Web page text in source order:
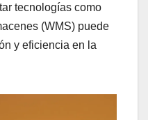
tecnologías como
(WMS) puede
y eficiencia en la